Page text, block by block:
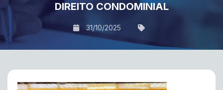
DIREITO CONDOMINIAL
31/10/2025